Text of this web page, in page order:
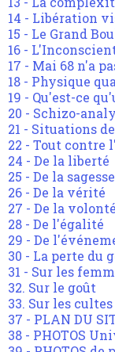
14 - Libération
15 - Le Grand
16 -
17 - Mai 68 n'a
18 - Physique
19 - Qu'est-ce
20 - Schizo-
21 - Situations
22 - Tout
24 - De la liberté
25 - De la sagesse
26 - De la vérité
27 - De la volonté
28 - De l'égalité
29 - De
30 - La perte du
31 - Sur les
32. Sur le goût
33. Sur les
37 - PLAN DU
38 - PHOTOS